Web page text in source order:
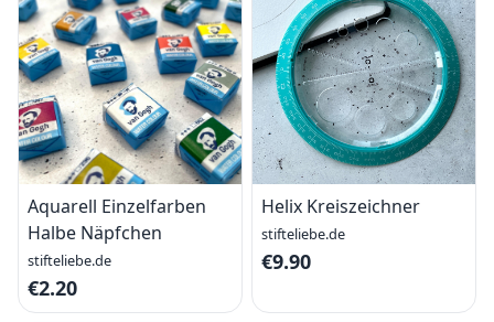
Aquarell Einzelfarben
Halbe Näpfchen
stifteliebe.de
€2.20
Helix Kreiszeichner
stifteliebe.de
€9.90